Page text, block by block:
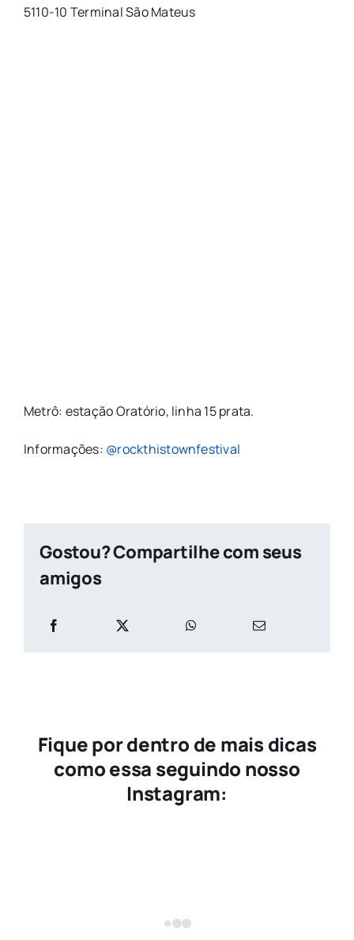
5110-10 Terminal São Mateus
Metrô: estação Oratório, linha 15 prata.
Informações: @rockthistownfestival
Gostou? Compartilhe com seus
amigos
Fique por dentro de mais dicas
como essa seguindo nosso
Instagram: